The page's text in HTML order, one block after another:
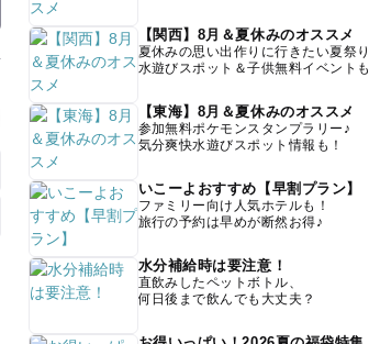
【関西】8月＆夏休みのオススメ
夏休みの思い出作りに行きたい夏祭り
水遊びスポット＆子供無料イベントも
【東海】8月＆夏休みのオススメ
参加無料ポケモンスタンプラリー♪
気分爽快水遊びスポット情報も！
いこーよおすすめ【早割プラン】
ファミリー向け人気ホテルも！
旅行の予約は早めが断然お得♪
水分補給時は要注意！
直飲みしたペットボトル、
何日後まで飲んでも大丈夫？